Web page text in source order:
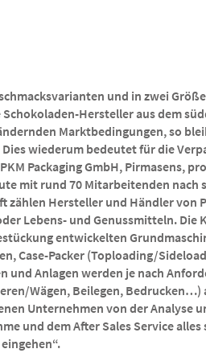
und in zwei
Hersteller aus dem
Marktbedingungen, so
wiederum bedeutet für die
Packaging GmbH, Pirmasens,
mit rund 70 Mitarbeitenden nach
Hersteller und Händler von
Lebens- und Genussmitteln. Die
entwickelten
Case-Packer (Toploading/
und Anlagen werden je nach
Wägen, Beilegen, Bedrucken…)
Unternehmen von der Analyse
und dem After Sales Service